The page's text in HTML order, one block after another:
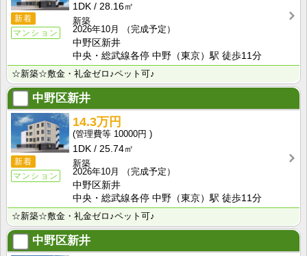
新着
マンション
1DK
28.16㎡
新築
2026年10月
（完成予定）
中野区新井
中央・総武線各停 中野（東京）駅 徒歩11分
☆新築☆敷金・礼金ゼロ♪ペット可♪
中野区新井
新着
マンション
14.3万円
10000円
1DK
25.74㎡
新築
2026年10月
（完成予定）
中野区新井
中央・総武線各停 中野（東京）駅 徒歩11分
☆新築☆敷金・礼金ゼロ♪ペット可♪
中野区新井